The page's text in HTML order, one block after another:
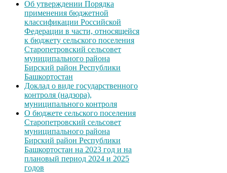
Об утверждении Порядка
применения бюджетной
классификации Российской
Федерации в части, относящейся
к бюджету сельского поселения
Старопетровский сельсовет
муниципального района
Бирский район Республики
Башкортостан
Доклад о виде государственного
контроля (надзора),
муниципального контроля
О бюджете сельского поселения
Старопетровский сельсовет
муниципального района
Бирский район Республики
Башкортостан на 2023 год и на
плановый период 2024 и 2025
годов